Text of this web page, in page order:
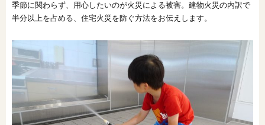
建築実例
フォトギャラリー
販売中の物件
スマートセレクト
土地情報
季節に関わらず、用心したいのが火災による被害。建物火災の内訳で
半分以上を占める、住宅火災を防ぐ方法をお伝えします。